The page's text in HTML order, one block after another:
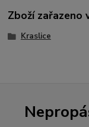
Zboží zařazeno
Kraslice